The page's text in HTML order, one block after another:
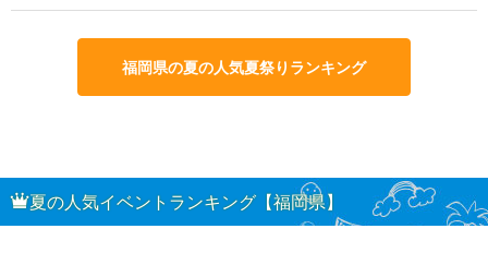
福岡県の夏の人気夏祭りランキング
夏の人気イベントランキング【福岡県】